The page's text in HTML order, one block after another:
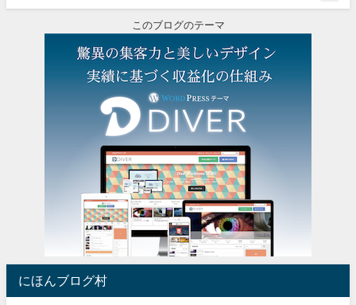
このブログのテーマ
にほんブログ村